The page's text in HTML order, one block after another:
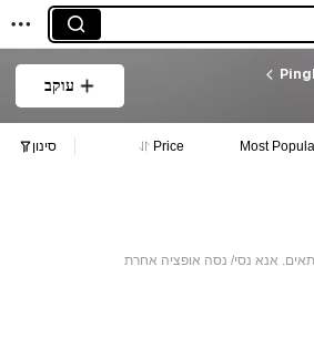
עוקב
Most
Price סינון
אנא נסי/ נסה אופציה אחרת